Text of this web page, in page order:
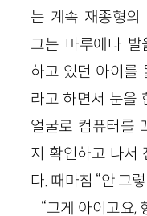
는 계속 재종형의
그는 마루에다
하고 있던 아이를
라고 하면서 눈을
얼굴로 컴퓨터를
지 확인하고 나서
다. 때마침 “안 그
“그게 아이고요,